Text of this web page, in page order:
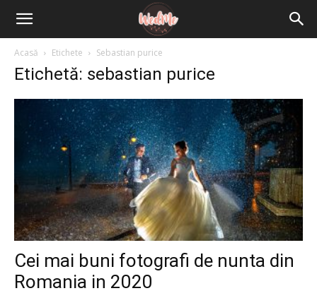
Acasă Etichete Sebastian purice
Etichetă: sebastian purice
Cei mai buni fotografi de nunta din
Romania in 2020